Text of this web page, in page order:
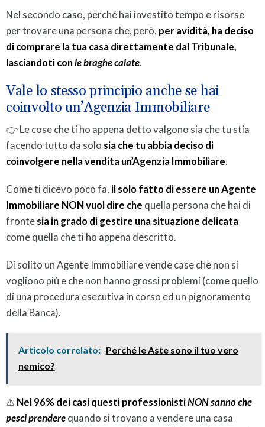
Nel secondo caso, perché hai investito tempo e risorse
per trovare una persona che, però, per avidità, ha deciso
di comprare la tua casa direttamente dal Tribunale,
lasciandoti conle braghe calate.
Vale lo stesso principio anche se hai
coinvolto un’Agenzia Immobiliare
👉 Le cose che ti ho appena detto valgono sia che tu stia
facendo tutto da solo sia che tu abbia deciso di
coinvolgere nella vendita un’Agenzia Immobiliare.
Come ti dicevo poco fa, il solo fatto di essere un Agente
Immobiliare NON vuol dire che quella persona che hai di
fronte sia in grado di gestire una situazione delicata
come quella che ti ho appena descritto.
Di solito un Agente Immobiliare vende case che non si
vogliono più e che non hanno grossi problemi (come quello
di una procedura esecutiva in corso ed un pignoramento
della Banca).
Articolo correlato: Perché le Aste sono il tuo vero
nemico?
⚠ Nel 96% dei casi questi professionistiNON sanno che
pesci prendere quando si trovano a vendere una casa